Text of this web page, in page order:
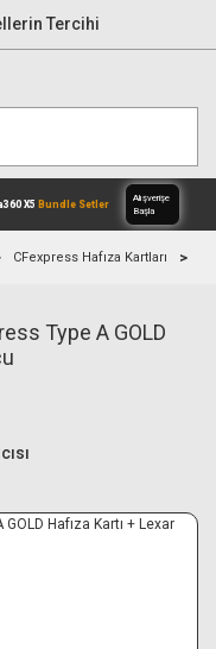
Tercihi
Alışverişe
CFexpress Hafıza Kartları
Type A GOLD